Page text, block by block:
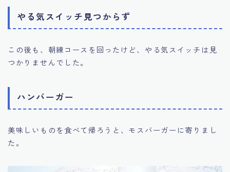
やる気スイッチ見つからず
この後も、朝練コースを回ったけど、やる気スイッチは見
つかりませんでした。
ハンバーガー
美味しいものを食べて帰ろうと、モスバーガーに寄りまし
た。